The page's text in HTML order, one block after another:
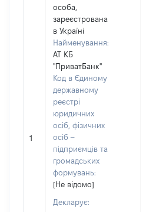
1
особа,
зареєстрована
в Україні
Найменування:
АТ КБ
"ПриватБанк"
Код в Єдиному
державному
реєстрі
юридичних
осіб, фізичних
осіб –
підприємців та
громадських
формувань:
[Не відомо]
Декларує: